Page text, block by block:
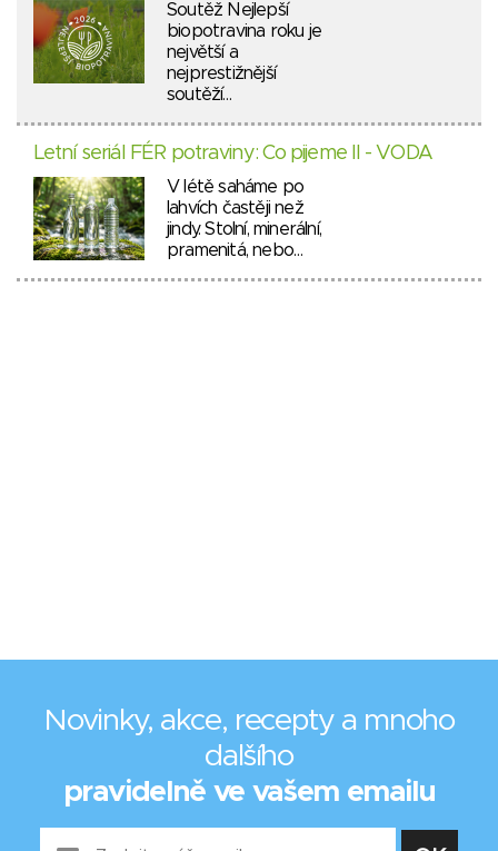
Soutěž Nejlepší
biopotravina roku je
největší a
nejprestižnější
soutěží…
Letní seriál FÉR potraviny: Co pijeme II - VODA
V létě saháme po
lahvích častěji než
jindy. Stolní, minerální,
pramenitá, nebo…
Novinky, akce, recepty a mnoho
dalšího
pravidelně ve vašem emailu